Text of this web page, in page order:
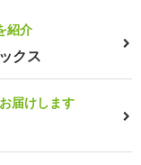
紹介
クス
届けします